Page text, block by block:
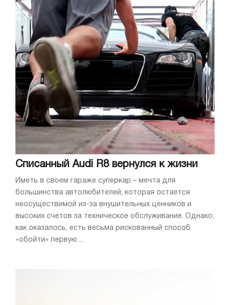
Списанный Audi R8 вернулся к жизни
Иметь в своем гараже суперкар – мечта для
большинства автолюбителей, которая остается
неосуществимой из-за внушительных ценников и
высоких счетов за техническое обслуживание. Однако,
как оказалось, есть весьма рискованный способ
«обойти» первую ...